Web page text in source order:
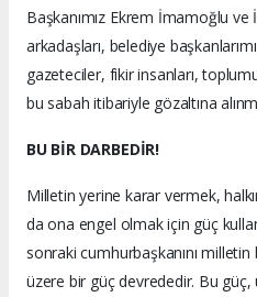
Başkanımız Ekrem İmamoğlu ve
arkadaşları, belediye
gazeteciler, fikir insanları,
bu sabah itibariyle gözaltına
BU BİR DARBEDİR!
Milletin yerine karar vermek,
da ona engel olmak için güç
sonraki cumhurbaşkanını
üzere bir güç devrededir. Bu güç,